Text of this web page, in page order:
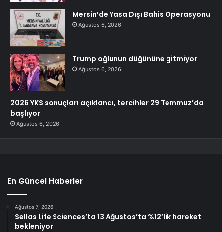
Mersin’de Yasa Dışı Bahis Operasyonu
Ağustos 6, 2026
Trump oğlunun düğününe gitmiyor
Ağustos 6, 2026
2026 YKS sonuçları açıklandı, tercihler 29 Temmuz’da
başlıyor
Ağustos 6, 2026
En Güncel Haberler
Ağustos 7, 2026
Sellas Life Sciences’ta 13 Ağustos’ta %12’lik hareket
bekleniyor